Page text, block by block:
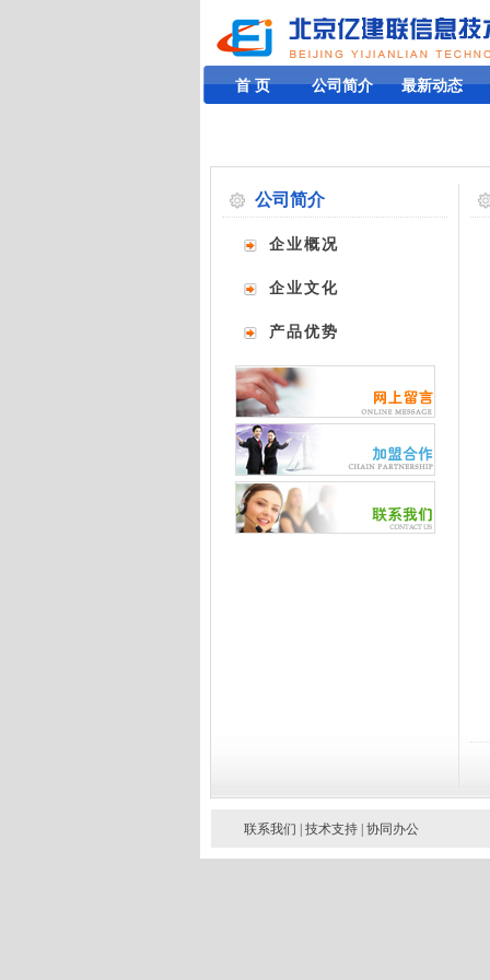
首 页 公司简介 最新动态
公司简介
企业概况
企业文化
产品优势
联系我们 技术支持 协同办公